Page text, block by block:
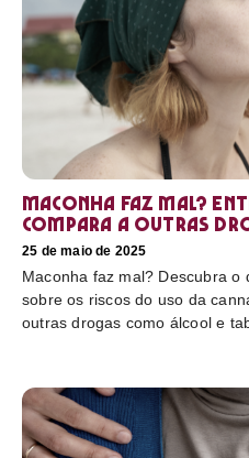
Maconha faz mal?
compara a outras
25 de maio de 2025
Maconha faz mal? Descubra o
sobre os riscos do uso da
outras drogas como álcool e